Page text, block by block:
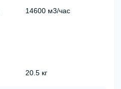
14600 м3/час
20.5 кг